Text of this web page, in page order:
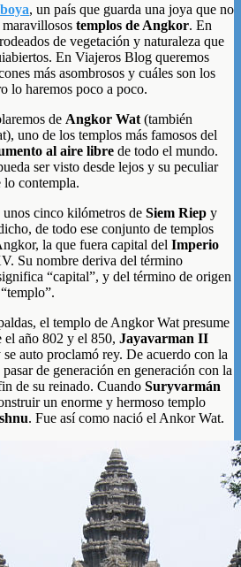
, un país que guarda una joya que no
templos de Angkor. En
de vegetación y naturaleza que
En Viajeros Blog queremos
más asombrosos y cuáles son los
lo haremos poco a poco.
de Angkor Wat (también
uno de los templos más famosos del
al aire libre de todo el mundo.
ser visto desde lejos y su peculiar
lo contempla.
unos cinco kilómetros de Siem Riep y
de todo ese conjunto de templos
la que fuera capital del Imperio
Su nombre deriva del término
“capital”, y del término de origen
el templo de Angkor Wat presume
el año 802 y el 850, Jayavarman II
auto proclamó rey. De acuerdo con la
de generación en generación con la
de su reinado. Cuando Suryvarmán
un enorme y hermoso templo
. Fue así como nació el Ankor Wat.